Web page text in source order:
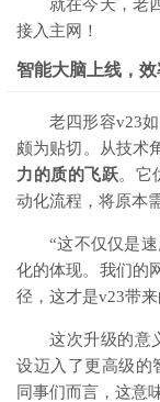
就在今天，老
接入主网！
智能大脑上线，
老四形容v23
颇为贴切。从技术
力的质的飞跃。它
动化流程，将原本
“这不仅仅是
化的体现。我们的
径，这才是v23带
这次升级的意
设迈入了更高级的
同事们而言，这意